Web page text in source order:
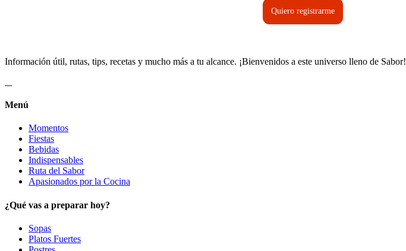
Quiero registrarme
Información útil, rutas, tips, recetas y mucho más a tu alcance. ¡Bienvenidos a este universo lleno de Sabor!
Menú
Momentos
Fiestas
Bebidas
Indispensables
Ruta del Sabor
Apasionados por la Cocina
¿Qué vas a preparar hoy?
Sopas
Platos Fuertes